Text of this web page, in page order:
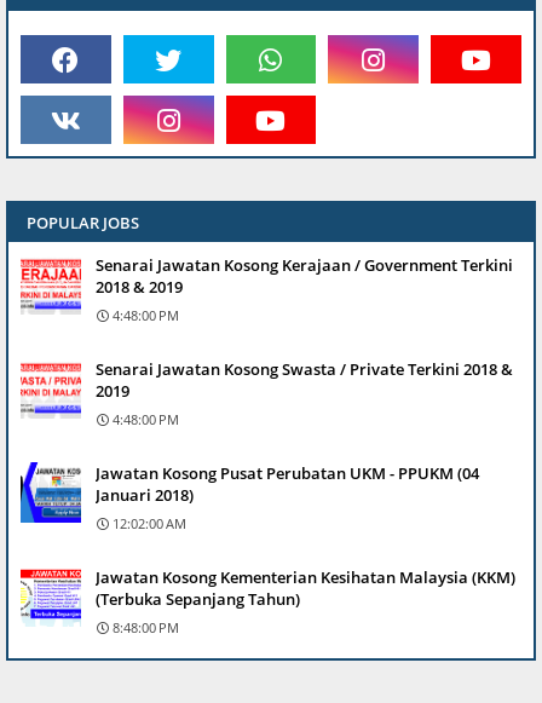
POPULAR JOBS
Senarai Jawatan Kosong Kerajaan / Government Terkini
2018 & 2019
4:48:00 PM
Senarai Jawatan Kosong Swasta / Private Terkini 2018 &
2019
4:48:00 PM
Jawatan Kosong Pusat Perubatan UKM - PPUKM (04
Januari 2018)
12:02:00 AM
Jawatan Kosong Kementerian Kesihatan Malaysia (KKM)
(Terbuka Sepanjang Tahun)
8:48:00 PM